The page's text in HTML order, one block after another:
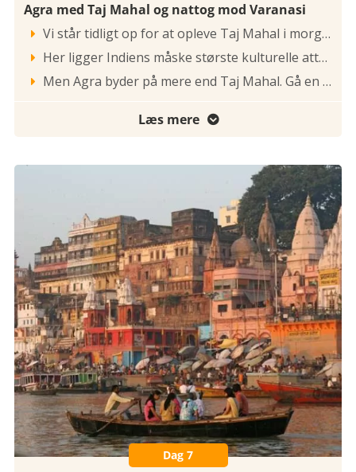
Agra med Taj Mahal og nattog mod Varanasi
 Vi står tidligt op for at opleve Taj Mahal i morgenlyset. Taj Mahal er gjort af en anden verden, berusende smukt og et kulturelt Mount Everest, som vi godt tør påstå, rører enhver. Der hersker en forunderlig ro i de store haver omkring Taj Mahal på trods af de utallige turister, hvoraf de fleste nok er indere. Taj Mahal er opført af kejser Shan Jahan i perioden 1632-1647 og er bygget primært i persisk stil. At kalde det verdens smukkeste og mest harmoniske bygningsværk er ikke helt ved siden af. Bygget som det er i tindrende hvidt marmor med mosaikker og indlagte halvædelstene og så bedårende i sin fuldkommenhed. Ned til Yamuna-floden ligger det uanselige mausoleum for Taj Mahals grundlægger - Shan Jahan. Han nåede aldrig, at udføre sine planer om et lige så imponerende projekt - en kopi af Taj Mahal i sort marmor på flodens modsatte side.
 Her ligger Indiens måske største kulturelle attraktion, det mægtige gravmonument Taj Mahal. Det tager sig både smukt ud i den rødlige morgendis, i middagssolens skarpe sollys og i de dybe varme farver om eftermiddagen.
 Men Agra byder på mere end Taj Mahal. Gå en tur i Taj Ganj med alle de små backpackerhoteller eller endnu bedre, gå en tur i Sadar Bazar med indisk tingeltangel i alle afskygninger. Her ligger også det gigantisk flotte Red Fort lige ud til Yamuna-floden med udsigt til Taj Mahal. Endelig er der på den anden side af floden i en herlig lund, den lille perle, I’timad-Ud-Daulah, af nogle kaldet for Little Taj. Her kommer ganske få besøgende, og det er en lise at komme her efter det hektiske liv på den anden side af floden. Agra er en sjov by og man skal lige have øjnene op for, at der er andet end det overvældende Taj Mahal. Tidlig på aftenen kører vi til stationen for at gå ombord på nattoget til Varanasi. På bedste vis skal vi opleve det rigtige Indien, landet med verdens største jernbanenet. Her mødes folk fra bjergene med lavlændinge, tamiler med stammefolk og forretningsfolk med fattige. Togene i Indien er meget simple, så forvent absolut på ingen måder luksus. Overnatning i togets sovevogn. Morgenmad, frokost og aftensmad er inkluderet.
Læs mere 
Dag 7